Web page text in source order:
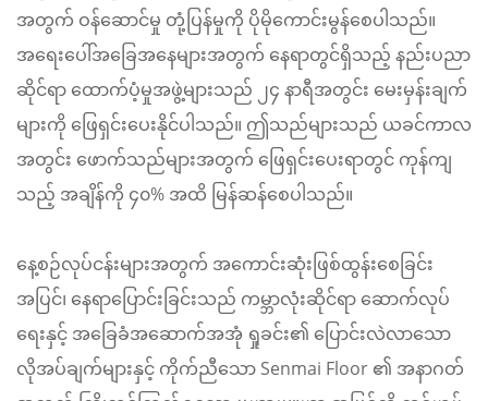
အတွက် ဝန်ဆောင်မှု တုံ့ပြန်မှုကို ပိုမိုကောင်းမွန်စေပါသည်။
အရေးပေါ်အခြေအနေများအတွက် နေရာတွင်ရှိသည့် နည်းပညာ
ဆိုင်ရာ ထောက်ပံ့မှုအဖွဲ့များသည် ၂၄ နာရီအတွင်း မေးမှန်းချက်
များကို ဖြေရှင်းပေးနိုင်ပါသည်။ ဤသည်များသည် ယခင်ကာလ
အတွင်း ဖောက်သည်များအတွက် ဖြေရှင်းပေးရာတွင် ကုန်ကျ
သည့် အချိန်ကို ၄၀% အထိ မြန်ဆန်စေပါသည်။
နေ့စဉ်လုပ်ငန်းများအတွက် အကောင်းဆုံးဖြစ်ထွန်းစေခြင်း
အပြင်၊ နေရာပြောင်းခြင်းသည် ကမ္ဘာလုံးဆိုင်ရာ ဆောက်လုပ်
ရေးနှင့် အခြေခံအဆောက်အအုံ ရှုခင်း၏ ပြောင်းလဲလာသော
လိုအပ်ချက်များနှင့် ကိုက်ညီသော Senmai Floor ၏ အနာဂတ်